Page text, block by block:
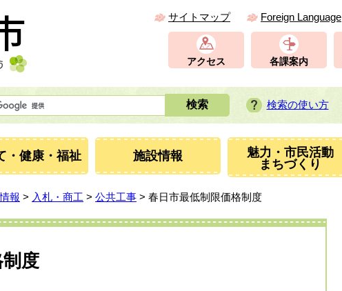
サイトマップ Foreign Language
アクセス 各課案内
検索の使い方
・健康・福祉 施設情報
魅力・市民活動
まちづくり
報 > 入札・商工 > 公共工事 > 春日市最低制限価格制度
度